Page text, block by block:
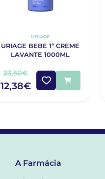
URIAGE
URIAGE BEBE 1º CREME
LAVANTE 1000ML
23,50€
12,38€
A Farmácia